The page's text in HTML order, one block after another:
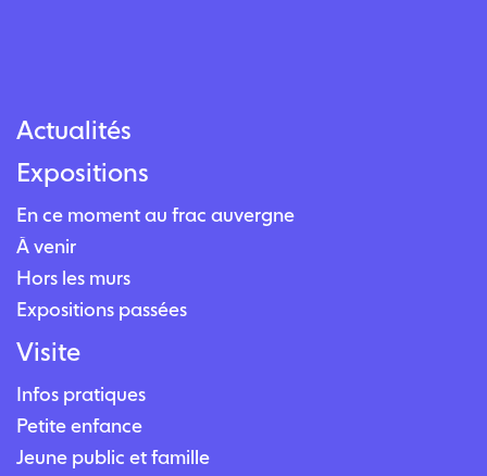
Actualités
Expositions
En ce moment au frac auvergne
À venir
Hors les murs
Expositions passées
Visite
Infos pratiques
Petite enfance
Jeune public et famille